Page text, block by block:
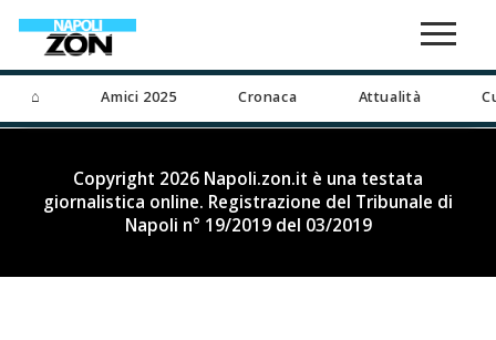
⌂ Amici 2025 Cronaca Attualità
Copyright 2026 Napoli.zon.it è una testata
giornalistica online. Registrazione del Tribunale di
Napoli n° 19/2019 del 03/2019